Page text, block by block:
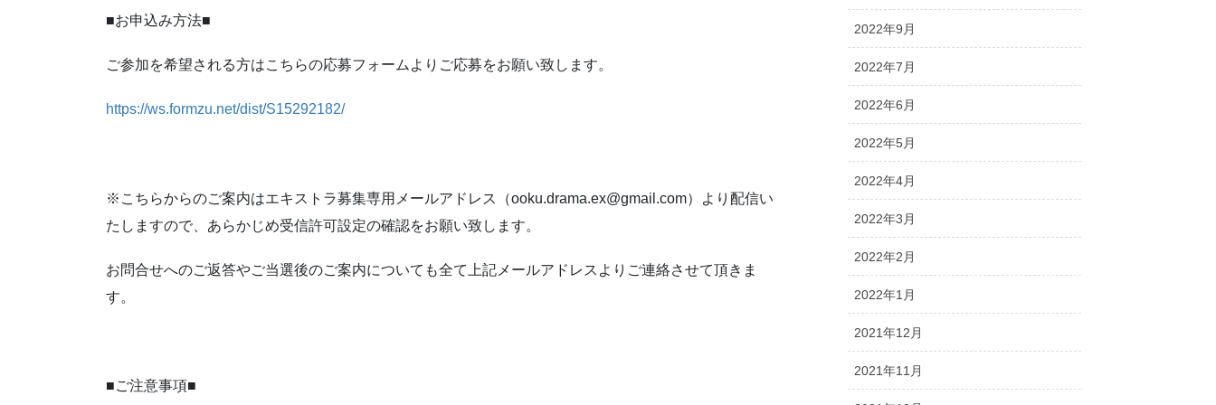
■お申込み方法■
ご参加を希望される方はこちらの応募フォームよりご応募をお願い致します。
https://ws.formzu.net/dist/S15292182/
※こちらからのご案内はエキストラ募集専用メールアドレス（ooku.drama.ex@gmail.com）より配信い
たしますので、あらかじめ受信許可設定の確認をお願い致します。
お問合せへのご返答やご当選後のご案内についても全て上記メールアドレスよりご連絡させて頂きま
す。
■ご注意事項■
2022年9月
2022年7月
2022年6月
2022年5月
2022年4月
2022年3月
2022年2月
2022年1月
2021年12月
2021年11月